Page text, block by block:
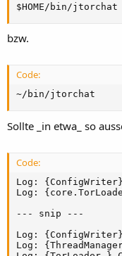
$HOME/bin/jtorchat
bzw.
Code:
~/bin/jtorchat
Sollte _in etwa_ so
Code:
Log:
Log:
--- snip ---
Log:
Log: